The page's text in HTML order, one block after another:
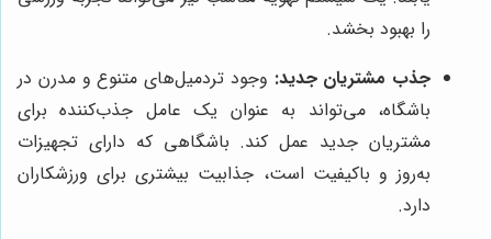
را بهبود بخشد.
جذب مشتریان جدید: وجود تردمیل‌های متنوع و مدرن در
باشگاه، می‌تواند به عنوان یک عامل جذب‌کننده برای
مشتریان جدید عمل کند. باشگاهی که دارای تجهیزات
به‌روز و باکیفیت است، جذابیت بیشتری برای ورزشکاران
دارد.